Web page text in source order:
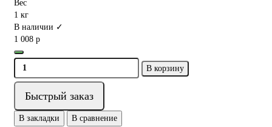
Вес
1 кг
В наличии ✓
1 008 р
В корзину
Быстрый заказ
В закладки В сравнение